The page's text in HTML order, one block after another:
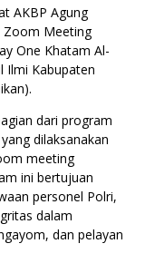
AKBP Agung
Zoom Meeting
One Khatam Al-
Ilmi Kabupaten
dari program
dilaksanakan
meeting
ini bertujuan
personel Polri,
dalam
dan pelayan